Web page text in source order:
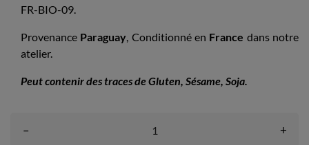
FR-BIO-09.
Provenance Paraguay, Conditionné en France dans notre
atelier.
Peut contenir des traces de Gluten, Sésame, Soja.
– +